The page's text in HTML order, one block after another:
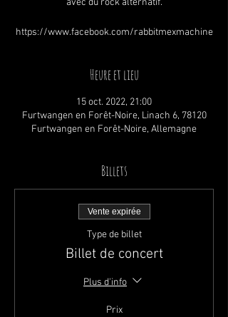
avec du rock alternatif.
https://www.facebook.com/rabbitmexmachine
Heure et lieu
15 oct. 2022, 21:00
Furtwangen en Forêt-Noire, Linach 6, 78120
Furtwangen en Forêt-Noire, Allemagne
Billets
Vente expirée
Type de billet
Billet de concert
Plus d'info
Prix